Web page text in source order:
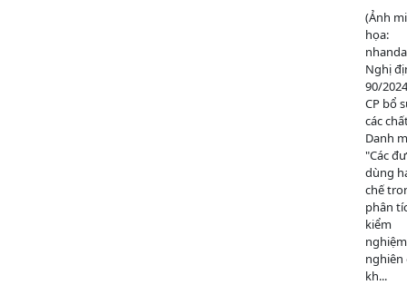
(Ảnh
họa:
Nghị
90/
CP bổ
các
Danh
"Các
dùng
chế
phân
kiểm
nghiên
kh...